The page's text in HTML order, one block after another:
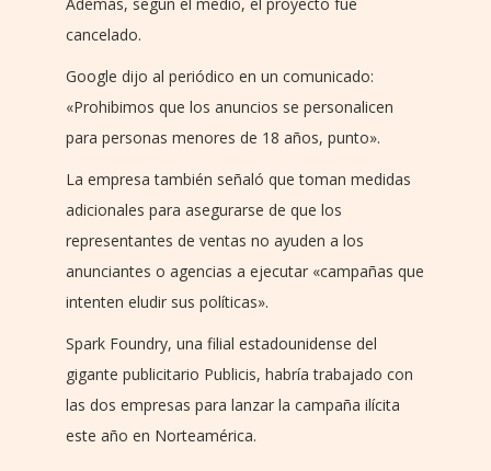
Además, según el medio, el proyecto fue
cancelado.
Google dijo al periódico en un comunicado:
«Prohibimos que los anuncios se personalicen
para personas menores de 18 años, punto».
La empresa también señaló que toman medidas
adicionales para asegurarse de que los
representantes de ventas no ayuden a los
anunciantes o agencias a ejecutar «campañas que
intenten eludir sus políticas».
Spark Foundry, una filial estadounidense del
gigante publicitario Publicis, habría trabajado con
las dos empresas para lanzar la campaña ilícita
este año en Norteamérica.